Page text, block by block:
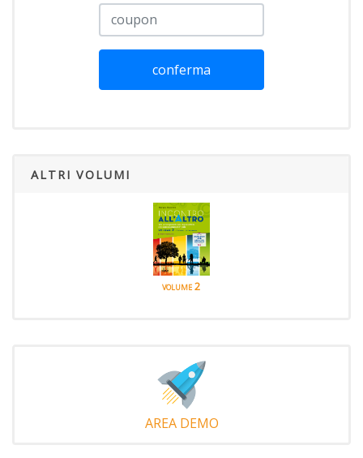
conferma
ALTRI VOLUMI
volume 2
AREA DEMO